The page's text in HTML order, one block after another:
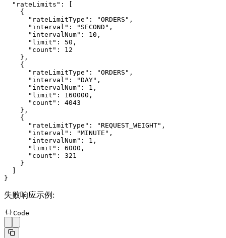
  "rateLimits"
: [
    {
      "rateLimitType"
: "ORDERS" ,
      "interval"
: "SECOND" ,
      "intervalNum"
: 10 ,
      "limit"
: 50 ,
      "count"
: 12
    },
    {
      "rateLimitType"
: "ORDERS" ,
      "interval"
: "DAY" ,
      "intervalNum"
: 1 ,
      "limit"
: 160000 ,
      "count"
: 4043
    },
    {
      "rateLimitType"
: "REQUEST_WEIGHT" ,
      "interval"
: "MINUTE" ,
      "intervalNum"
: 1 ,
      "limit"
: 6000 ,
      "count"
: 321
    }
  ]
}
失败响应示例:
Code